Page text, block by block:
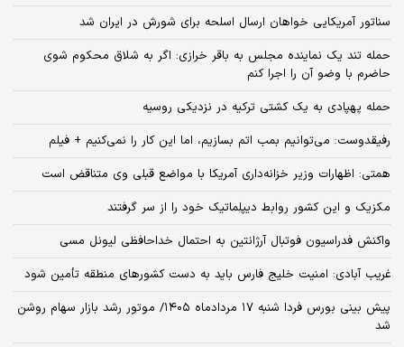
سناتور آمریکایی خواهان ارسال اسلحه برای شورش در ایران شد
حمله تند یک نماینده مجلس به باقر خرازی: اگر به شلاق محکوم شوی
حاضرم با وضو آن را اجرا کنم
حمله پهپادی به یک کشتی ترکیه در نزدیکی روسیه
رفیقدوست: می‌توانیم بمب اتم بسازیم، اما این کار را نمی‌کنیم + فیلم
همتی: اظهارات وزیر خزانه‌داری آمریکا با مواضع قبلی وی متناقض است
مکزیک و این کشور روابط دیپلماتیک خود را از سر گرفتند
واکنش فدراسیون فوتبال آرژانتین به احتمال خداحافظی لیونل مسی
غریب آبادی: امنیت خلیج فارس باید به دست کشورهای منطقه تأمین شود
پیش بینی بورس فردا شنبه ۱۷ مردادماه ۱۴۰۵/ موتور رشد بازار سهام روشن
شد